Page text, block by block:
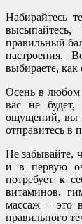
Набирайтесь
правильный
настроения.
выбираете, как
Осень в любом
вас не
ощущений, вы
отправитесь в
Не забывайте,
и в первую
потребует к
витаминов,
массаж – это
правильного